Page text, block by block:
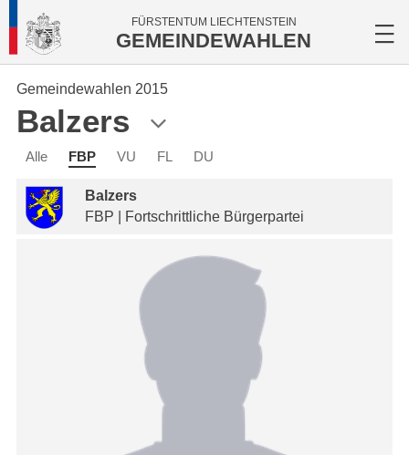
FÜRSTENTUM LIECHTENSTEIN
GEMEINDEWAHLEN
Gemeindewahlen 2015
Balzers
Alle FBP VU FL DU
Balzers
FBP | Fortschrittliche Bürgerpartei